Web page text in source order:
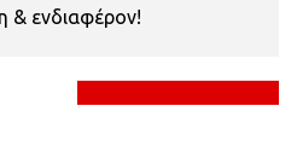
& ενδιαφέρον!